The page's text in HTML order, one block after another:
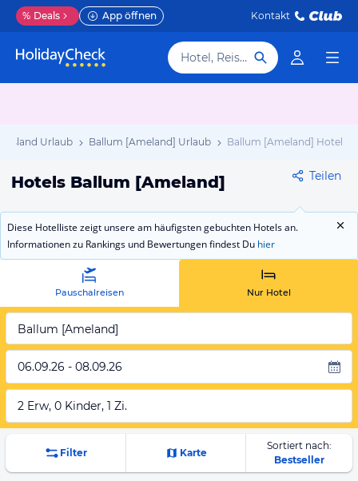
% Deals App öffnen Kontakt
Hotel, Reiseziel
Urlaub Ballum [Ameland] Urlaub Ballum [Ameland] Hotels
Hotels Ballum [Ameland] Teilen
Diese Hotelliste zeigt unsere am häufigsten gebuchten Hotels an.
Informationen zu Rankings und Bewertungen findest Du hier
Pauschalreisen Nur Hotel
Ballum [Ameland]
06.09.26 - 08.09.26
2 Erw, 0 Kinder, 1 Zi.
Filter Karte
Sortiert nach:
Bestseller